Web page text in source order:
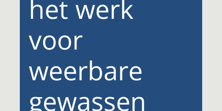
het werk
voor
weerbare
gewassen